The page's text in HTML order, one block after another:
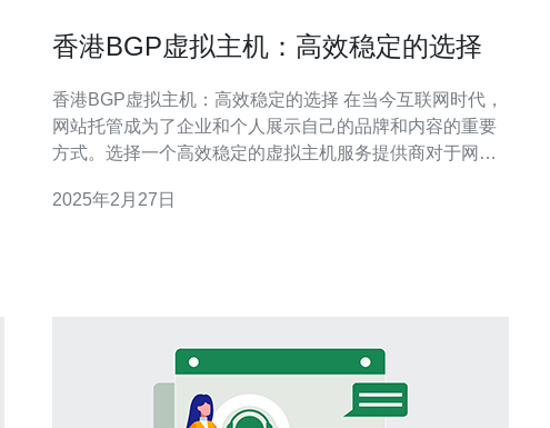
香港BGP虚拟主机：高效稳定的选择
香港BGP虚拟主机：高效稳定的选择 在当今互联网时代，
网站托管成为了企业和个人展示自己的品牌和内容的重要
方式。选择一个高效稳定的虚拟主机服务提供商对于网站
推崇的选择。本文将介绍香港BGP虚拟主机的优势和适用
2025年2月27日